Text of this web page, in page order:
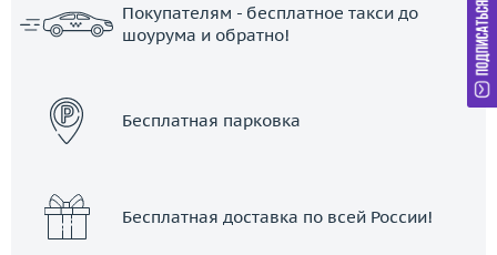
Покупателям - бесплатное такси до
шоурума и обратно!
Бесплатная парковка
Бесплатная доставка по всей России!